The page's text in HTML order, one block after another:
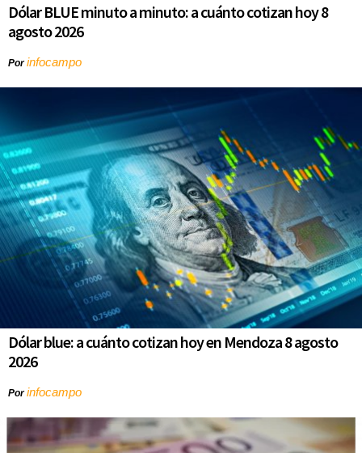
Dólar BLUE minuto a minuto: a cuánto cotizan hoy 8
agosto 2026
Porinfocampo
Dólar blue: a cuánto cotizan hoy en Mendoza 8 agosto
2026
Porinfocampo